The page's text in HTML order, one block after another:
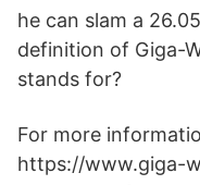
he can slam a
definition of Giga-
stands for?
For more
https://www.giga-